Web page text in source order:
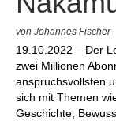
von Johannes Fischer
19.10.2022 – Der
zwei Millionen
anspruchsvollsten
sich mit Themen
Geschichte,